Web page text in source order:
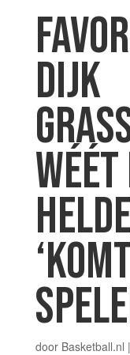
DIJK
door Basketball.nl |